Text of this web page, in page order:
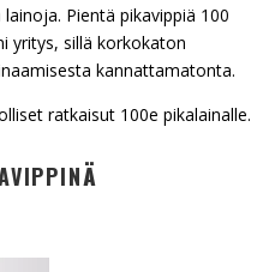
Pientä pikavippiä 100
yritys, sillä korkokaton
kannattamatonta.
ratkaisut 100e pikalainalle.